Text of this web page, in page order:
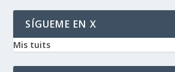
SÍGUEME EN X
Mis tuits